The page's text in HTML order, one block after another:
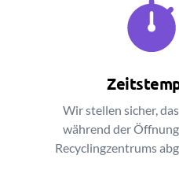
Wir stellen sicher,
während der
Recyclingzentrums